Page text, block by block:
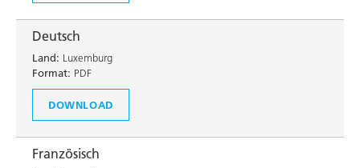
Deutsch
Land: Luxemburg
Format: PDF
DOWNLOAD
Französisch